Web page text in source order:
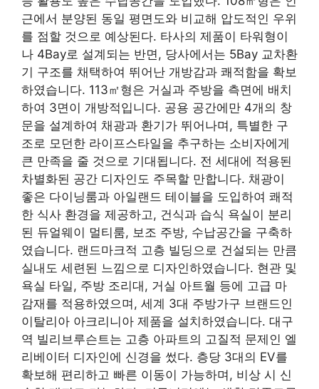
근에서 분양된 동일 평면도와 비교해 압도적인 우위
를 점할 것으로 예상된다. 타사의 제품이 타워형이
나 4Bay로 설계되는 반면, 당사에서는 5Bay 교차환
기 구조를 채택하여 뛰어난 개방감과 쾌적함을 확보
하였습니다. 113㎡형은 거실과 주방을 측면에 배치
하여 3면이 개방적입니다. 공용 공간에만 4개의 ​​창
문을 설계하여 채광과 환기가 뛰어나며, 특별한 구
조로 모던한 라이프스타일을 추구하는 소비자에게
큰 만족을 줄 것으로 기대됩니다. 전 세대에 적용된
차별화된 공간 디자인도 주목할 만합니다. 채광이
좋은 다이닝룸과 아일랜드 테이블을 도입하여 쾌적
한 식사 환경을 제공하고, 건식과 습식 욕실이 분리
된 듀얼웨이 멀티룸, 보조 주방, 수납공간을 구축하
였습니다. 랜드마크적 고층 빌딩으로 건설되는 만큼
실내도 세련된 느낌으로 디자인하였습니다. 현관 및
욕실 타일, 주방 조리대, 거실 아트월 등에 고급 마
감재를 적용하였으며, 세계 3대 주방가구 브랜드인
이탈리아 아크리니아 제품을 설치하였습니다. 대구
역 빌리브루슨트는 고층 아파트의 고질적 문제인 엘
리베이터 디자인에 신경을 썼다. 층당 3대의 EV를
확보해 편리하고 빠른 이동이 가능하며, 비상 시 신